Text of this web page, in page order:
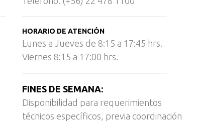
HORARIO DE ATENCIÓN
Lunes a Jueves de 8:15 a 17:45 hrs.
Viernes 8:15 a 17:00 hrs.
FINES DE SEMANA:
Disponibilidad para requerimientos
técnicos específicos, previa coordinación